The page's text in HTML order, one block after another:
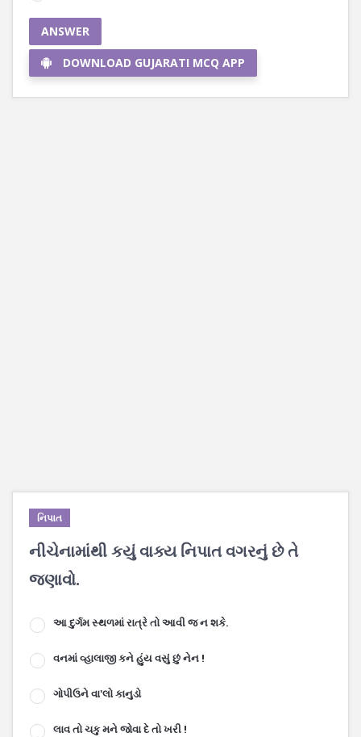
ANSWER
DOWNLOAD GUJARATI MCQ APP
નિપાત
નીચેનામાંથી કયું વાક્ય નિપાત વગરનું છે તે
જણાવો.
આ દુર્ગમ સ્થળમાં રાત્રે તો આવી જ ન શકે.
વનમાં વ્હાલાજી કને હુંય વસું છું નેન !
ગોપીઉને વા'લો કાનુડો
લાવ તો ચકુ મને જોવા દે તો ખરી !